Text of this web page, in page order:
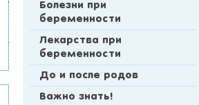
Болезни при
беременности
Лекарства при
беременности
До и после родов
Важно знать!